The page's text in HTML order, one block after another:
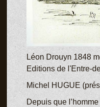
Léon Drouyn 1848
Editions de l'Entre-
Michel HUGUE
Depuis que